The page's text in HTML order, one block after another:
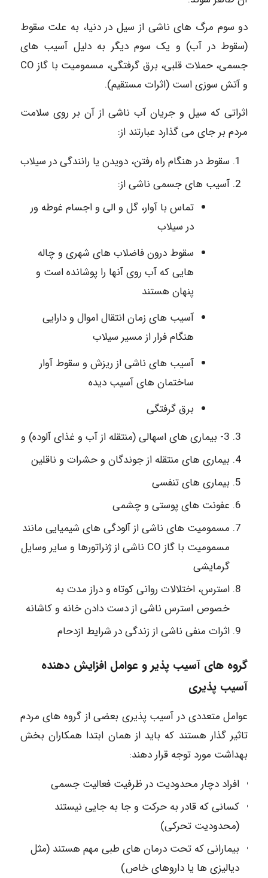
دو سوم مرگ های ناشی از سیل در دنیا، به علت سقوط
(سقوط در آب) و یک سوم دیگر به دلیل آسیب های
جسمی، حملات قلبی، برق گرفتگی، مسمومیت با گاز CO
و آتش سوزی است (اثرات مستقیم).
اثراتی که سیل و جریان آب ناشی از آن بر روی سلامت
مردم بر جای می گذارد عبارتند از:
سقوط در هنگام راه رفتن، دویدن یا رانندگی در سیلاب
آسیب های جسمی ناشی از:
تماس با آوار، گل و الی و اجسام غوطه ور
در سیلاب
سقوط درون فاضلاب های شهری و چاله
هایی که آب روی آنها را پوشانده است و
پنهان هستند
آسیب های زمان انتقال اموال و دارایی
هنگام فرار از مسیر سیلاب
آسیب های ناشی از ریزش و سقوط آوار
ساختمان های آسیب دیده
برق گرفتگی
3- بیماری های اسهالی (منتقله از آب و غذای آلوده) و
بیماری های منتقله از جوندگان و حشرات و ناقلین
بیماری های تنفسی
عفونت های پوستی و چشمی
مسمومیت های ناشی از آلودگی های شیمیایی مانند
مسمومیت با گاز CO ناشی از ژنراتورها و سایر وسایل
گرمایشی
استرس، اختلالات روانی کوتاه و دراز مدت به
خصوص استرس ناشی از دست دادن خانه و کاشانه
اثرات منفی ناشی از زندگی در شرایط ازدحام
گروه های آسیب پذیر و عوامل افزایش دهنده
آسیب پذیری
عوامل متعددی در آسیب پذیری بعضی از گروه های مردم
تاثیر گذار هستند که باید از همان ابتدا همکاران بخش
بهداشت مورد توجه قرار دهند:
افراد دچار محدودیت در ظرفیت فعالیت جسمی
کسانی که قادر به حرکت و جا به جایی نیستند
(محدودیت تحرکی)
بیمارانی که تحت درمان های طبی مهم هستند (مثل
دیالیزی ها یا داروهای خاص)